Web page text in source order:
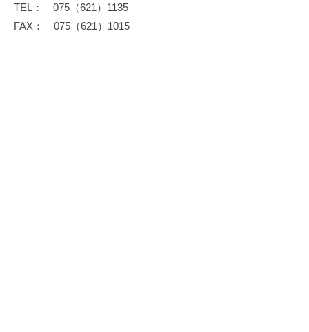
TEL： 075（621）1135
FAX： 075（621）1015